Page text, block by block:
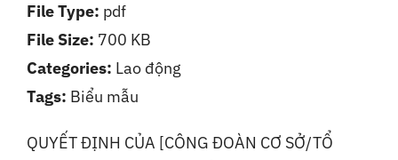
QUYẾT ĐỊNH CỦA [CÔNG ĐOÀN CƠ SỞ/TỔ
File Type: pdf
File Size: 700 KB
Categories: Lao động
Tags: Biểu mẫu